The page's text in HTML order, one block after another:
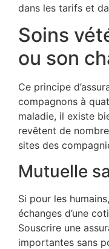
dans les tarifs et
Soins
ou son
Ce principe
compagnons à
maladie, il existe
revêtent de
sites des
Mutuelle
Si pour les
échanges d’une
Souscrire une
importantes sans